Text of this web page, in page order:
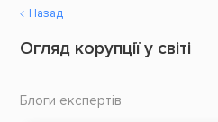
Назад
Огляд корупції у світі
Блоги експертів